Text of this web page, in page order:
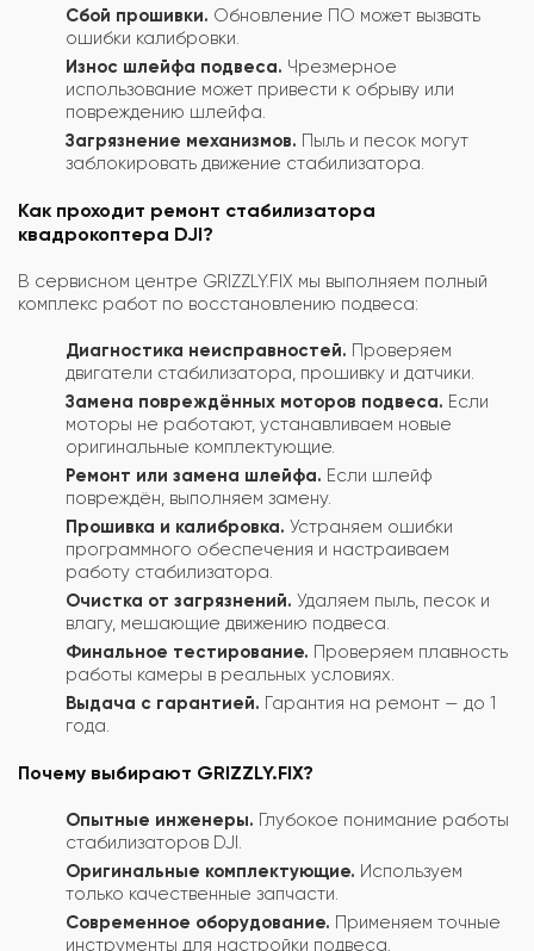
Сбой прошивки. Обновление ПО может вызвать
ошибки калибровки.
Износ шлейфа подвеса. Чрезмерное
использование может привести к обрыву или
повреждению шлейфа.
Загрязнение механизмов. Пыль и песок могут
заблокировать движение стабилизатора.
Как проходит ремонт стабилизатора
квадрокоптера DJI?
В сервисном центре GRIZZLY.FIX мы выполняем полный
комплекс работ по восстановлению подвеса:
Диагностика неисправностей. Проверяем
двигатели стабилизатора, прошивку и датчики.
Замена повреждённых моторов подвеса. Если
моторы не работают, устанавливаем новые
оригинальные комплектующие.
Ремонт или замена шлейфа. Если шлейф
повреждён, выполняем замену.
Прошивка и калибровка. Устраняем ошибки
программного обеспечения и настраиваем
работу стабилизатора.
Очистка от загрязнений. Удаляем пыль, песок и
влагу, мешающие движению подвеса.
Финальное тестирование. Проверяем плавность
работы камеры в реальных условиях.
Выдача с гарантией. Гарантия на ремонт — до 1
года.
Почему выбирают GRIZZLY.FIX?
Опытные инженеры. Глубокое понимание работы
стабилизаторов DJI.
Оригинальные комплектующие. Используем
только качественные запчасти.
Современное оборудование. Применяем точные
инструменты для настройки подвеса.